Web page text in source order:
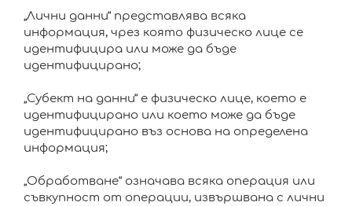
„Лични данни“ представлява всяка
информация, чрез която физическо лице се
идентифицира или може да бъде
идентифицирано;
„Субект на данни“ е физическо лице, което е
идентифицирано или което може да бъде
идентифицирано въз основа на определена
информация;
„Обработване“ означава всяка операция или
съвкупност от операции, извършвана с лични